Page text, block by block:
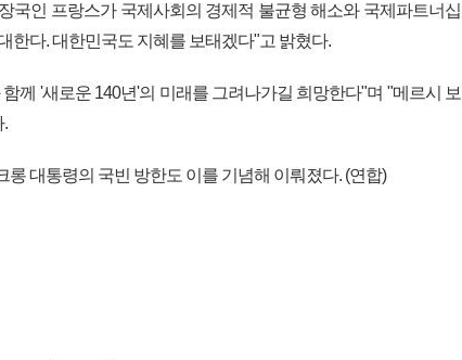
국인 프랑스가 국제사회의 경제적 불균형 해소와 국제파트너십
한다. 대한민국도 지혜를 보태겠다"고 밝혔다.
께 '새로운 140년'의 미래를 그려나가길 희망한다"며 "메르시 보
.
롱 대통령의 국빈 방한도 이를 기념해 이뤄졌다. (연합)